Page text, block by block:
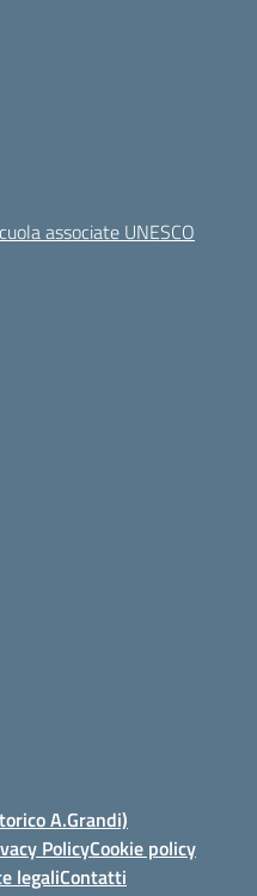
associate UNESCO
A.Grandi)
PolicyCookie policy
legaliContatti